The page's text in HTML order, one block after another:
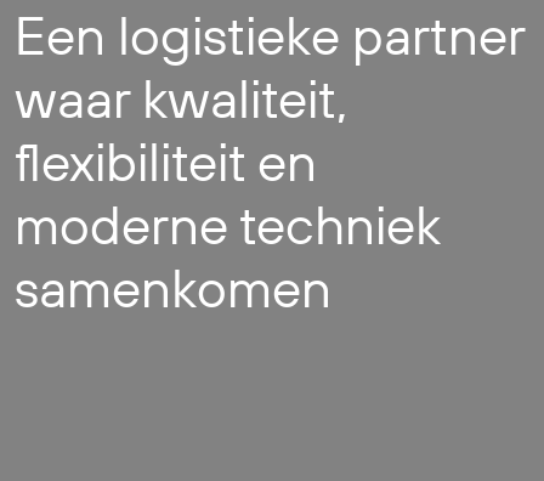
Een logistieke partner
waar kwaliteit,
flexibiliteit en
moderne techniek
samenkomen